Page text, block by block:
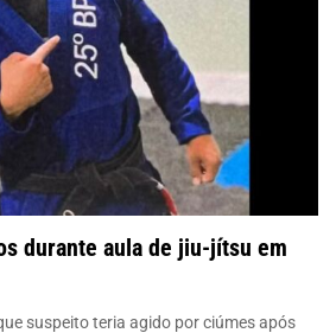
durante aula de jiu-jítsu em
suspeito teria agido por ciúmes após